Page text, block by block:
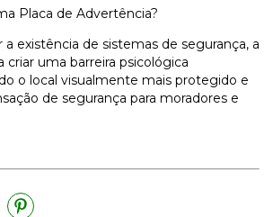
Placa de Advertência?
existência de sistemas de segurança, a
criar uma barreira psicológica
o local visualmente mais protegido e
de segurança para moradores e